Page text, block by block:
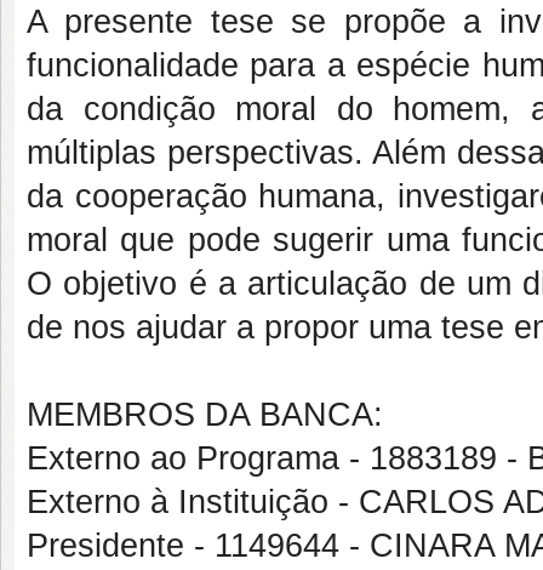
A presente tese se propõe a
funcionalidade para a espécie
da condição moral do homem,
múltiplas perspectivas. Além
da cooperação humana,
moral que pode sugerir uma
O objetivo é a articulação de um
de nos ajudar a propor uma tese
MEMBROS DA BANCA:
Externo ao Programa - 1883189 -
Externo à Instituição - CARLOS
Presidente - 1149644 - CINARA